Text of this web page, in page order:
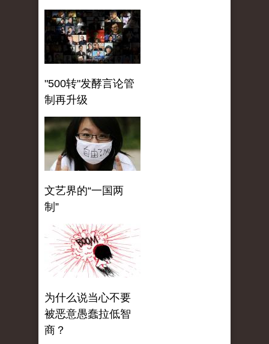
"500转"发酵言论管
制再升级
文艺界的“一国两
制”
为什么说当心不要
被恶意愚蠢拉低智
商？